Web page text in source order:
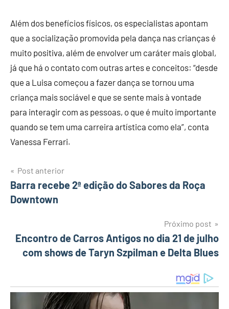
Além dos benefícios físicos, os especialistas apontam
que a socialização promovida pela dança nas crianças é
muito positiva, além de envolver um caráter mais global,
já que há o contato com outras artes e conceitos: “desde
que a Luisa começou a fazer dança se tornou uma
criança mais sociável e que se sente mais à vontade
para interagir com as pessoas, o que é muito importante
quando se tem uma carreira artística como ela”, conta
Vanessa Ferrari.
Navegação
de
Post anterior
Barra recebe 2ª edição do Sabores da Roça
Downtown
Próximo post
Encontro de Carros Antigos no dia 21 de julho
com shows de Taryn Szpilman e Delta Blues